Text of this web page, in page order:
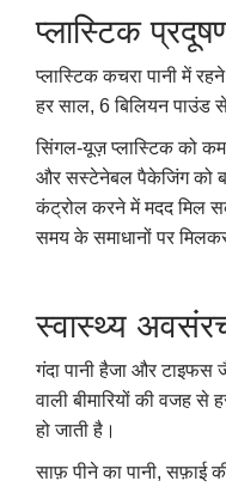
प्लास्टिक
प्लास्टिक कचरा पानी में
हर साल, 6 बिलियन पाउंड
सिंगल-यूज़ प्लास्टिक को कम
और सस्टेनेबल पैकेजिंग को
कंट्रोल करने में मदद मिल
समय के समाधानों पर
स्वास्थ्य
गंदा पानी हैजा और टाइफस
वाली बीमारियों की वजह
हो जाती है।
साफ़ पीने का पानी, सफ़ाई